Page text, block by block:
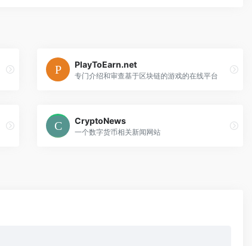
PlayToEarn.net
专门介绍和审查基于区块链的游戏的在线平台
CryptoNews
一个数字货币相关新闻网站